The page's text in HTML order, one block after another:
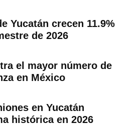
Yucatán crecen 11.9%
de 2026
el mayor número de
en México
en Yucatán
histórica en 2026